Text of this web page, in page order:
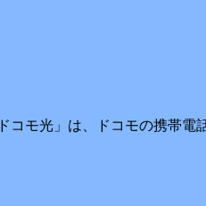
モ光」は、ドコモの携帯